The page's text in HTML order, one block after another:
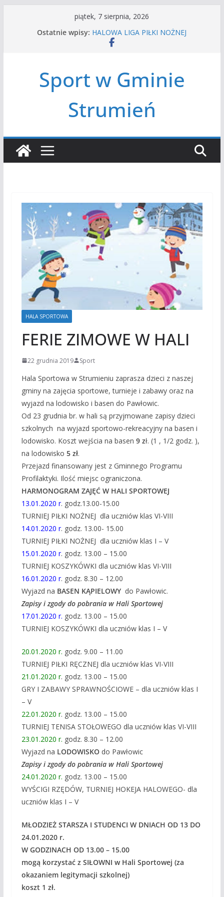
piątek, 7 sierpnia, 2026
Ostatnie wpisy: HALOWA LIGA PIŁKI NOŻNEJ
LATO W MIEŚCIE’2026
Czwórbój lekkoatletyczny
Sport w Gminie
Strumień
HALA SPORTOWA
FERIE ZIMOWE W HALI
22 grudnia 2019 Sport
Hala Sportowa w Strumieniu zaprasza dzieci z naszej
gminy na zajęcia sportowe, turnieje i zabawy oraz na
wyjazd na lodowisko i basen do Pawłowic.
Od 23 grudnia br. w hali są przyjmowane zapisy dzieci
szkolnych na wyjazd sportowo-rekreacyjny na basen i
lodowisko. Koszt wejścia na basen 9 zł. (1 , 1/2 godz. ),
na lodowisko 5 zł.
Przejazd finansowany jest z Gminnego Programu
Profilaktyki. Ilość miejsc ograniczona.
HARMONOGRAM ZAJĘĆ W HALI SPORTOWEJ
13.01.2020 r. godz.13.00-15.00
TURNIEJ PIŁKI NOŻNEJ dla uczniów klas VI-VIII
14.01.2020 r. godz. 13.00- 15.00
TURNIEJ PIŁKI NOŻNEJ dla uczniów klas I – V
15.01.2020 r. godz. 13.00 – 15.00
TURNIEJ KOSZYKÓWKI dla uczniów klas VI-VIII
16.01.2020 r. godz. 8.30 – 12.00
Wyjazd na BASEN KĄPIELOWYdo Pawłowic.
Zapisy i zgody do pobrania w Hali Sportowej
17.01.2020 r. godz. 13.00 – 15.00
TURNIEJ KOSZYKÓWKI dla uczniów klas I – V
20.01.2020 r. godz. 9.00 – 11.00
TURNIEJ PIŁKI RĘCZNEJ dla uczniów klas VI-VIII
21.01.2020 r. godz. 13.00 – 15.00
GRY I ZABAWY SPRAWNOŚCIOWE – dla uczniów klas I
– V
22.01.2020 r. godz. 13.00 – 15.00
TURNIEJ TENISA STOŁOWEGO dla uczniów klas VI-VIII
23.01.2020 r. godz. 8.30 – 12.00
Wyjazd na LODOWISKOdo Pawłowic
Zapisy i zgody do pobrania w Hali Sportowej
24.01.2020 r. godz. 13.00 – 15.00
WYŚCIGI RZĘDÓW, TURNIEJ HOKEJA HALOWEGO- dla
uczniów klas I – V
MŁODZIEŻ STARSZA I STUDENCI W DNIACH OD 13 DO
24.01.2020 r.
W GODZINACH OD 13.00 – 15.00
mogą korzystać z SIŁOWNI w Hali Sportowej (za
okazaniem legitymacji szkolnej)
koszt 1 zł.